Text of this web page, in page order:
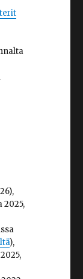
2025,
),